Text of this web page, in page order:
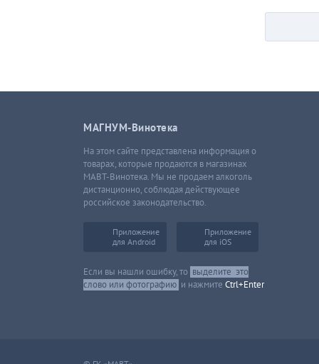
МАГНУМ-Винотека
На этом сайте представлена информация о
товарах, которые продаются в магазинах
МАВТ-Винотека. Мы не продаем алкоголь
дистанционно, соблюдая действующее
российское законодательство.
Приложение
для Android
Приложение
для iOS
Если вы нашли ошибку, то выделите это
слово или фотографию и нажмите Ctrl+Enter